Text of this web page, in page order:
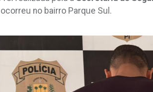
ocorreu no bairro Parque Sul.